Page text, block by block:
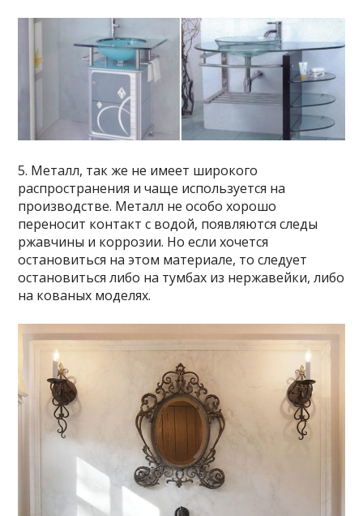
5. Металл, так же не имеет широкого
распространения и чаще используется на
производстве. Металл не особо хорошо
переносит контакт с водой, появляются следы
ржавчины и коррозии. Но если хочется
остановиться на этом материале, то следует
остановиться либо на тумбах из нержавейки, либо
на кованых моделях.